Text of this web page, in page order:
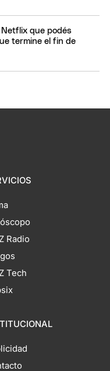
Netflix que podés
termine el fin de
Radio
Tech